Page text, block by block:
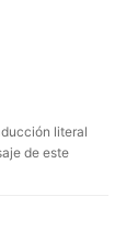
literal
de este